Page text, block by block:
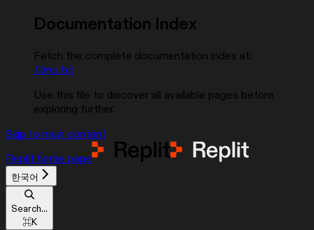
Documentation Index
Fetch the complete documentation index at:
/llms.txt
Use this file to discover all available pages before
exploring further.
Skip to main content
Replit home page
한국어
Search...
⌘K